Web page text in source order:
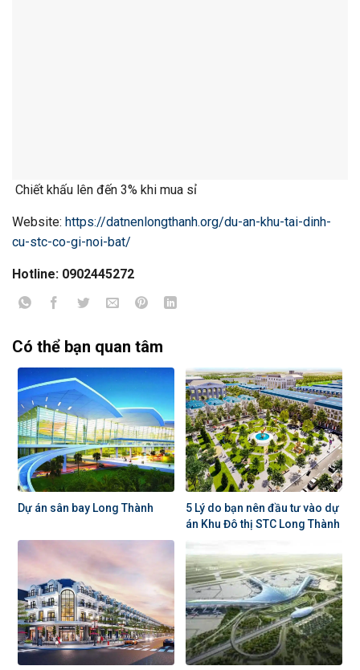
Chiết khấu lên đến 3% khi mua sỉ
Website: https://datnenlongthanh.org/du-an-khu-tai-dinh-
cu-stc-co-gi-noi-bat/
Hotline: 0902445272
Có thể bạn quan tâm
Dự án sân bay Long Thành
5 Lý do bạn nên đầu tư vào dự
án Khu Đô thị STC Long Thành